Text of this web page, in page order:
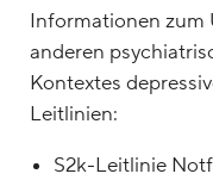
Informationen zum
anderen
Kontextes
Leitlinien:
S2k-Leitlinie